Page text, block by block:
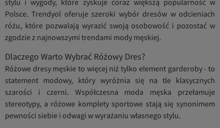
Polsce. Trendyol oferuje szeroki wybór dresów w odcieniach
różu, które pozwalają wyrazić swoją osobowość i pozostać w
zgodzie z najnowszymi trendami mody męskiej.
Dlaczego Warto Wybrać Różowy Dres?
Różowe dresy męskie to więcej niż tylko element garderoby - to
statement modowy, który wyróżnia się na tle klasycznych
szarości i czerni. Współczesna moda męska przełamuje
stereotypy, a różowe komplety sportowe stają się synonimem
pewności siebie i odwagi w wyrażaniu własnego stylu.